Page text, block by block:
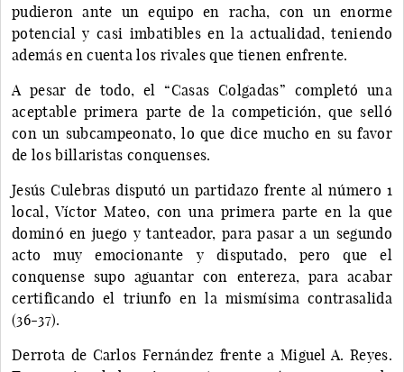
pudieron ante un equipo en racha, con un enorme
potencial y casi imbatibles en la actualidad, teniendo
además en cuenta los rivales que tienen enfrente.
A pesar de todo, el “Casas Colgadas” completó una
aceptable primera parte de la competición, que selló
con un subcampeonato, lo que dice mucho en su favor
de los billaristas conquenses.
Jesús Culebras disputó un partidazo frente al número 1
local, Víctor Mateo, con una primera parte en la que
dominó en juego y tanteador, para pasar a un segundo
acto muy emocionante y disputado, pero que el
conquense supo aguantar con entereza, para acabar
certificando el triunfo en la mismísima contrasalida
(36-37).
Derrota de Carlos Fernández frente a Miguel A. Reyes.